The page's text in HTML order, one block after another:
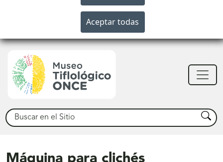
Buscar Buscar
Máquina para clichés